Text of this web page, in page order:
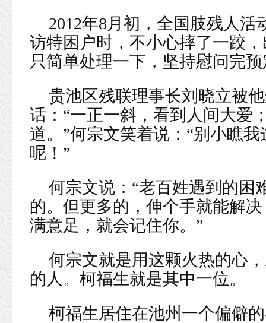
2012年8月初，全国肢残人
访特困户时，不小心摔了一跤
只简单处理一下，坚持慰问完
贵池区残联理事长刘晓立被
话：“一正一斜，看到人间大爱
道。”何宗文笑着说：“别小瞧
呢！”
何宗文说：“老百姓遇到的困
的。但更多的，伸个手就能解
满意足，就会记住你。”
何宗文就是用这颗火热的心
的人。柯福生就是其中一位。
柯福生居住在池州一个偏僻